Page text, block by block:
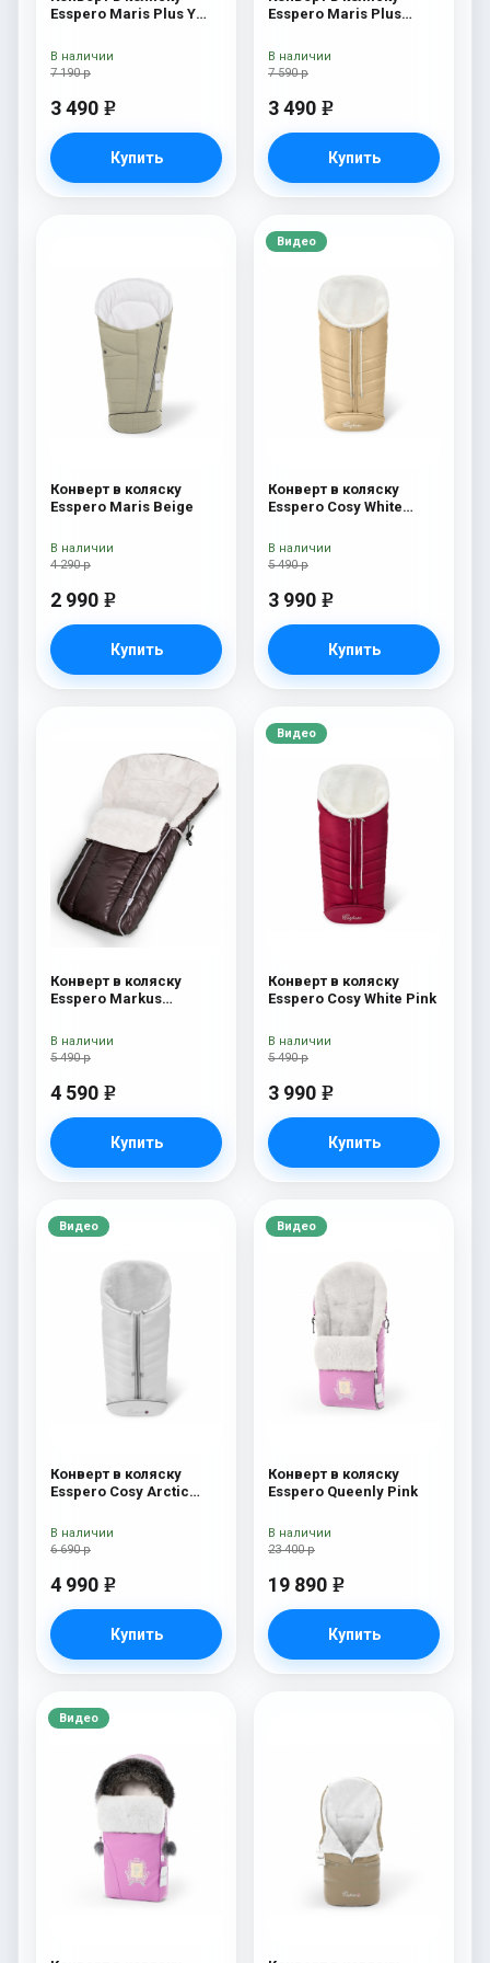
Esspero Maris Plus Y
мех) Beige
7 190 р
3 490 e
Купить
В наличии
Esspero Maris Plus
7 590 р
3 490 e
Купить
В наличии
Конверт в коляску
Esspero Maris Beige
4 290 р
2 990 e
Купить
В наличии
Видео
Конверт в коляску
Esspero Cosy White
5 490 р
3 990 e
Купить
В наличии
Конверт в коляску
Esspero Markus
шерсть) Chocolat
5 490 р
4 590 e
Купить
В наличии
Видео
Конверт в коляску
Esspero Cosy White Pink
5 490 р
3 990 e
Купить
В наличии
Видео
Конверт в коляску
Esspero Cosy Arctic
6 690 р
4 990 e
Купить
В наличии
Видео
Конверт в коляску
Esspero Queenly Pink
23 400 р
19 890 e
Купить
В наличии
Видео